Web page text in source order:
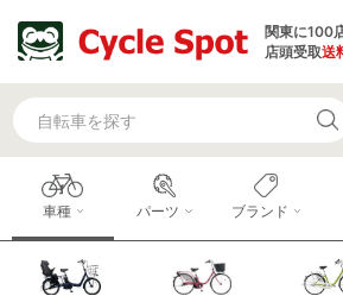
関東に100
店頭受取送
車種 パーツ ブランド